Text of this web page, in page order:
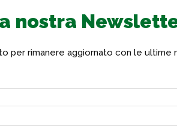
nostra
per rimanere aggiornato con le ultime